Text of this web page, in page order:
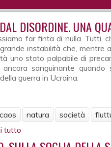
DISORDINE. UNA
far finta di nulla. Tutti,
instabilità che, mentre
uno stato palpabile di
sanguinante quando
guerra in Ucraina.
caos natura società
tutto